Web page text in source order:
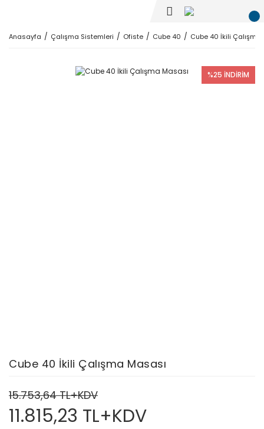
Anasayfa Çalışma Sistemleri Ofiste Cube 40 Cube 40 İkili Çalışma
%25 İNDİRİM
Cube 40 İkili Çalışma Masası
15.753,64 TL+KDV
11.815,23 TL+KDV